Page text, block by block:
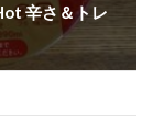
辛さ＆トレ